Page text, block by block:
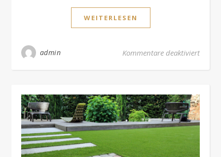
WEITERLESEN
admin Kommentare deaktiviertfür